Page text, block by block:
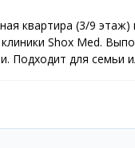
квартира (3/9
Shox Med.
Подходит для семьи